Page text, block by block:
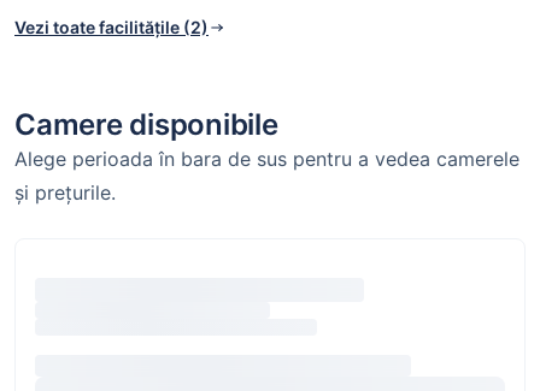
Vezi toate facilitățile (2)
Camere disponibile
Alege perioada în bara de sus pentru a vedea camerele
și prețurile.